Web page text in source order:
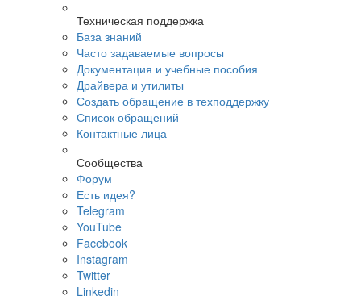
Техническая поддержка
База знаний
Часто задаваемые вопросы
Документация и учебные пособия
Драйвера и утилиты
Создать обращение в техподдержку
Список обращений
Контактные лица
Сообщества
Форум
Есть идея?
Telegram
YouTube
Facebook
Instagram
Twitter
Linkedin